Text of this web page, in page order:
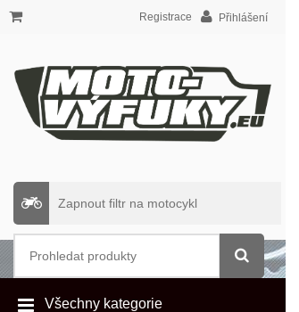
Přihlášení
Registrace
Zapnout filtr na motocykl
Všechny kategorie